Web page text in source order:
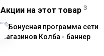
Акции на этот товар 3